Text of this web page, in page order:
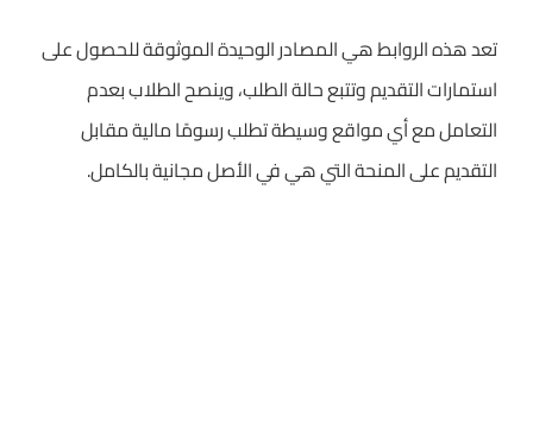
تعد هذه الروابط هي المصادر الوحيدة الموثوقة للحصول على
استمارات التقديم وتتبع حالة الطلب، وينصح الطلاب بعدم
التعامل مع أي مواقع وسيطة تطلب رسومًا مالية مقابل
التقديم على المنحة التي هي في الأصل مجانية بالكامل.